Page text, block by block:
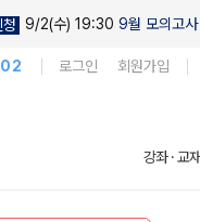
9/2(수) 19:30 9월 모의고
로그인 회원가입
강좌 · 교